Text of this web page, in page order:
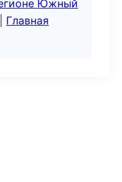
Южный
Главная